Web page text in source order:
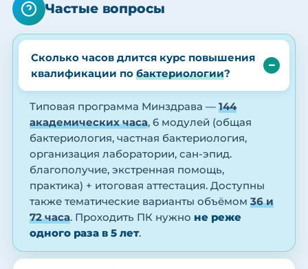
Частые вопросы
Сколько часов длится курс повышения
квалификации по бактериологии?
Типовая программа Минздрава — 144
академических часа, 6 модулей (общая
бактериология, частная бактериология,
организация лаборатории, сан-эпид.
благополучие, экстренная помощь,
практика) + итоговая аттестация. Доступны
также тематические варианты объёмом 36 и
72 часа. Проходить ПК нужно не реже
одного раза в 5 лет.